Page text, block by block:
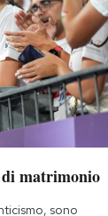
matrimonio
sono